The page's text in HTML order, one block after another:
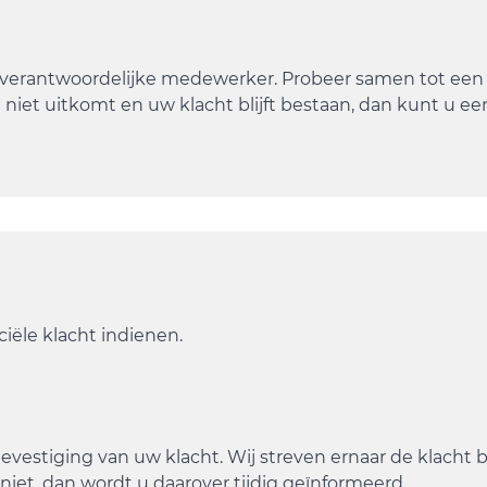
medewerker. Probeer samen tot een
uitkomt en uw klacht blijft bestaan, dan kunt u
klacht indienen.
van uw klacht. Wij streven ernaar de klacht